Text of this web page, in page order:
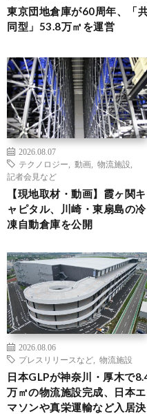
東京団地倉庫が60周年、「
同型」53.8万㎡を運営
2026.08.07
テクノロジー
動画 物流施設
記者会見など
【現地取材・動画】霞ヶ関キ
ャピタル、川崎・東扇島の冷
凍自動倉庫を公開
2026.08.06
プレスリリースなど
物流施設
日本GLPが神奈川・厚木で
万㎡の物流施設完成、日本エ
マソンや真栄運輸など入居決